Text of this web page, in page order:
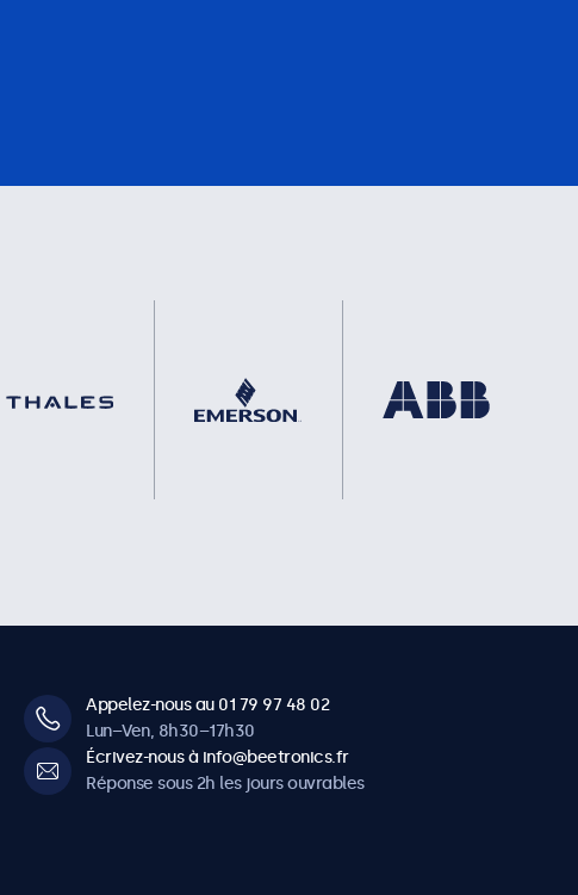
Appelez-nous au 01 79 97 48 02
Lun–Ven, 8h30–17h30
Écrivez-nous à info@beetronics.fr
Réponse sous 2h les jours ouvrables